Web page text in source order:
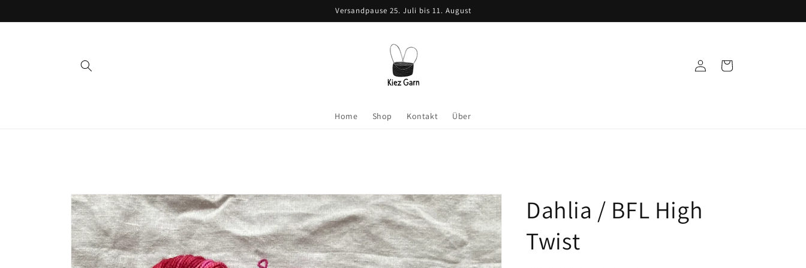
Inhalt
Versandpause 25. Juli bis 11. August
Home Shop Kontakt Über
EinloggenWarenkorb
Zu
Produktinformationen
springen
Dahlia / BFL High
Twist